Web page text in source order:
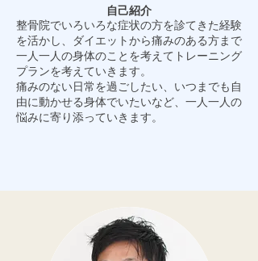
自己紹介
整骨院でいろいろな症状の方を診てきた経験
を活かし、ダイエットから痛みのある方まで
一人一人の身体のことを考えてトレーニング
プランを考えていきます。
痛みのない日常を過ごしたい、いつまでも自
由に動かせる身体でいたいなど、一人一人の
悩みに寄り添っていきます。